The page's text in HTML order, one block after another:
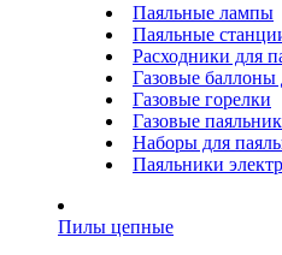
Паяльные лампы
Паяльные
Расходники для
Газовые баллоны
Газовые горелки
Газовые
Наборы для
Паяльники
Пилы цепные